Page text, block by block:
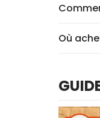
Où